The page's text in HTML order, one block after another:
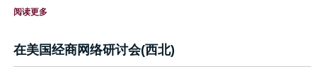
阅读更多
在美国经商网络研讨会(西北)